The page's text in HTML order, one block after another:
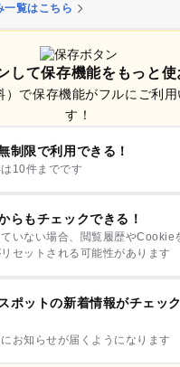
一覧はこちら
して保存機能をもっと使
）で保存機能がフルにご利用
す！
制限で利用できる！
10件までです
らもチェックできる！
いない場合、閲覧履歴やCookie
セットされる可能性があります
ポットの新着情報がチェッ
お知らせが届くようになります